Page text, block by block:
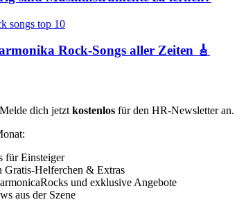
Rock-Songs aller Zeiten 🎸
dich jetzt kostenlos für den HR-Newsletter an.
für Einsteiger
Gratis-Helferchen & Extras
und exklusive Angebote
aus der Szene